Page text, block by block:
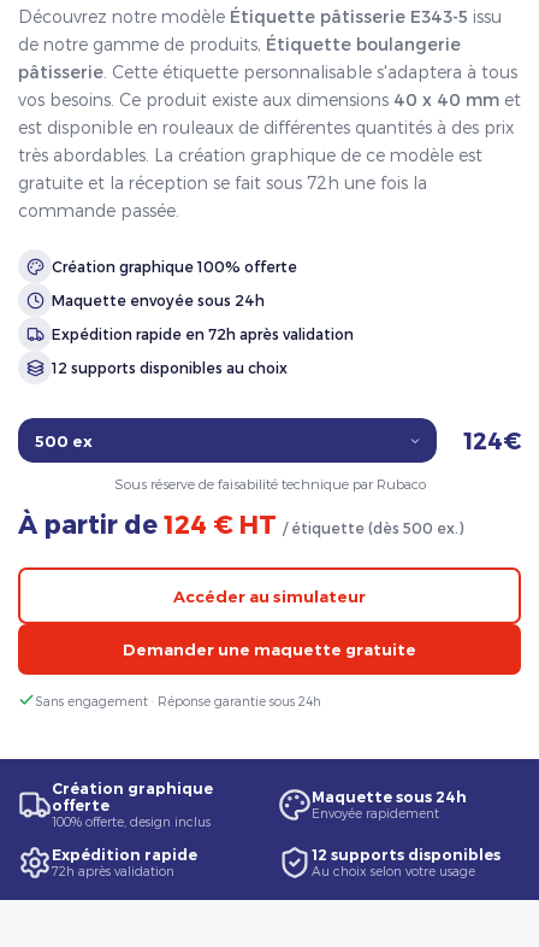
Découvrez notre modèle Étiquette pâtisserie E343-5 issu
de notre gamme de produits, Étiquette boulangerie
pâtisserie . Cette étiquette personnalisable s'adaptera à tous
vos besoins. Ce produit existe aux dimensions 40 x 40 mm et
est disponible en rouleaux de différentes quantités à des prix
très abordables. La création graphique de ce modèle est
gratuite et la réception se fait sous 72h une fois la
commande passée.
Création graphique 100% offerte
Maquette envoyée sous 24h
Expédition rapide en 72h après validation
12 supports disponibles au choix
124€
Sous réserve de faisabilité technique par Rubaco
À partir de 124 € HT / étiquette (dès 500 ex.)
Accéder au simulateur
Demander une maquette gratuite
Sans engagement · Réponse garantie sous 24h
Création graphique
offerte
100% offerte, design inclus
Maquette sous 24h
Envoyée rapidement
Expédition rapide
72h après validation
12 supports disponibles
Au choix selon votre usage